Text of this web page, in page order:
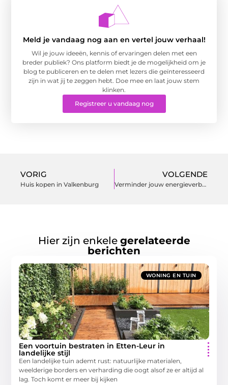
Meld je vandaag nog aan en vertel jouw verhaal!
Wil je jouw ideeën, kennis of ervaringen delen met een
breder publiek? Ons platform biedt je de mogelijkheid om je
blog te publiceren en te delen met lezers die geïnteresseerd
zijn in wat jij te zeggen hebt. Doe mee en laat jouw stem
klinken.
Registreer u vandaag nog
VORIG
Huis kopen in Valkenburg
VOLGENDE
Verminder jouw energieverbruik door het aanschaffen van een zonneboiler
Hier zijn enkele gerelateerde
berichten
WONING EN TUIN
Een voortuin bestraten in Etten-Leur in
landelijke stijl
Een landelijke tuin ademt rust: natuurlijke materialen,
weelderige borders en verharding die oogt alsof ze er altijd al
lag. Toch komt er meer bij kijken